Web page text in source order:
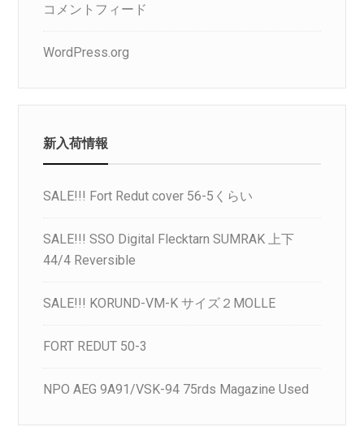
コメントフィード
WordPress.org
新入荷情報
SALE!!! Fort Redut cover 56-5くらい
SALE!!! SSO Digital Flecktarn SUMRAK 上下
44/4 Reversible
SALE!!! KORUND-VM-K サイズ２MOLLE
FORT REDUT 50-3
NPO AEG 9A91/VSK-94 75rds Magazine Used